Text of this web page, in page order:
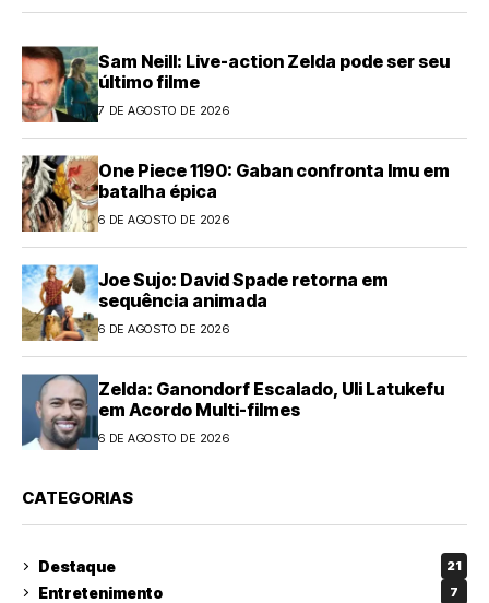
Sam Neill: Live-action Zelda pode ser seu
último filme
7 DE AGOSTO DE 2026
One Piece 1190: Gaban confronta Imu em
batalha épica
6 DE AGOSTO DE 2026
Joe Sujo: David Spade retorna em
sequência animada
6 DE AGOSTO DE 2026
Zelda: Ganondorf Escalado, Uli Latukefu
em Acordo Multi-filmes
6 DE AGOSTO DE 2026
CATEGORIAS
Destaque 21
Entretenimento 7